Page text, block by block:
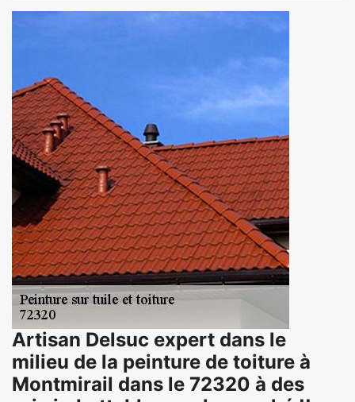
Artisan Delsuc expert dans le
milieu de la peinture de toiture à
Montmirail dans le 72320 à des